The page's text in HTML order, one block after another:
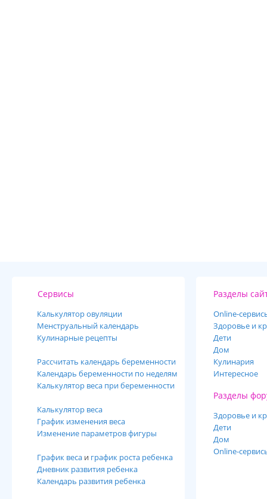
Сервисы
Калькулятор овуляции
Менструальный календарь
Кулинарные рецепты
Рассчитать календарь беременности
Календарь беременности по неделям
Калькулятор веса при беременности
Калькулятор веса
График изменения веса
Изменение параметров фигуры
График веса и график роста ребенка
Дневник развития ребенка
Календарь развития ребенка
Разделы
Online-
Здоровье и
Дети
Дом
Кулинария
Интересное
Разделы
Здоровье и
Дети
Дом
Online-